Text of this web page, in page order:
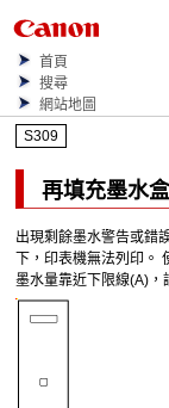
首頁
搜尋
網站地圖
S309
再填充墨水
出現剩餘墨水警告或錯
下，印表機無法列印。
墨水量靠近下限線(A)，